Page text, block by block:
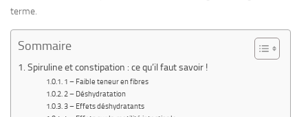
terme.
Sommaire
Spiruline et constipation : ce qu’il faut savoir !
1 – Faible teneur en fibres
2 – Déshydratation
3 – Effets déshydratants